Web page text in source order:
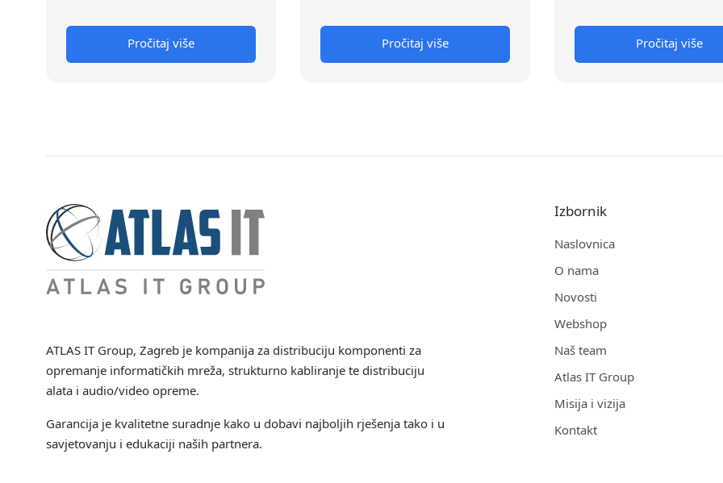
Pročitaj više Pročitaj više Pročitaj više
ATLAS IT Group, Zagreb je kompanija za distribuciju komponenti za
opremanje informatičkih mreža, strukturno kabliranje te distribuciju
alata i audio/video opreme.
Garancija je kvalitetne suradnje kako u dobavi najboljih rješenja tako i u
savjetovanju i edukaciji naših partnera.
Izbornik
Naslovnica
O nama
Novosti
Webshop
Naš team
Atlas IT Group
Misija i vizija
Kontakt